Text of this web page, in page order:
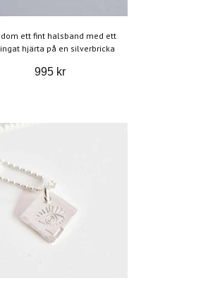
ett fint halsband med ett
hjärta på en silverbricka
995 kr